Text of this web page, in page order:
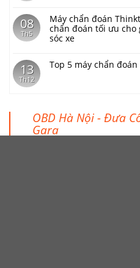
08
Th5
Máy chẩn đoán
chẩn đoán tối ưu cho
sóc xe
13
Th12
Top 5 máy chẩn
OBD Hà Nội - Đưa
Gara